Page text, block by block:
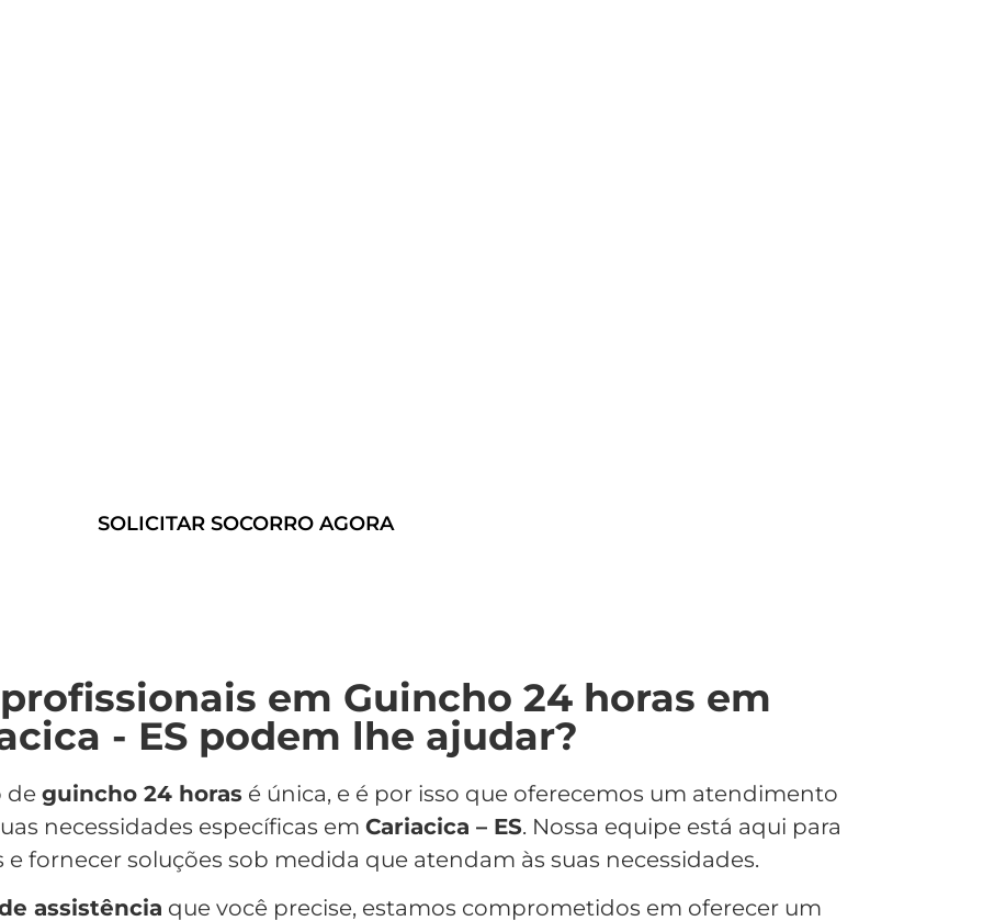
SOLICITAR SOCORRO AGORA
em Guincho 24 horas em
- ES podem lhe ajudar?
de guincho 24 horas é única, e é por isso que oferecemos um atendimento
necessidades específicas em Cariacica – ES. Nossa equipe está aqui para
fornecer soluções sob medida que atendam às suas necessidades.
assistência que você precise, estamos comprometidos em oferecer um